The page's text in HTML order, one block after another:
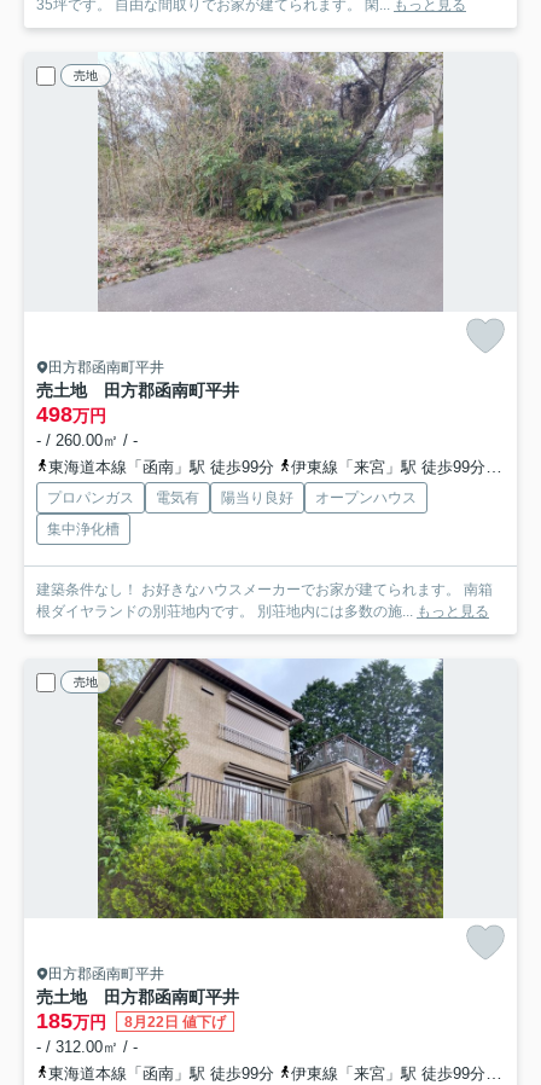
35坪です。 自由な間取りでお家が建てられます。 閑... もっと見る
売地
田方郡函南町平井
売土地 田方郡函南町平井
498万円
- / 260.00㎡ / -
東海道本線「函南」駅 徒歩99分
伊東線「来宮」駅 徒歩99分
プロパンガス 電気有 陽当り良好
オープンハウス
集中浄化槽
建築条件なし！ お好きなハウスメーカーでお家が建てられます。 南箱
根ダイヤランドの別荘地内です。 別荘地内には多数の施... もっと見る
売地
田方郡函南町平井
売土地 田方郡函南町平井
185万円 8月22日 値下げ
- / 312.00㎡ / -
東海道本線「函南」駅 徒歩99分
伊東線「来宮」駅 徒歩99分